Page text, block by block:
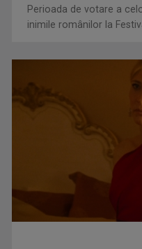
Federația SANITAS
sistemul sanitar
Perioada de votare a
inimile românilor la